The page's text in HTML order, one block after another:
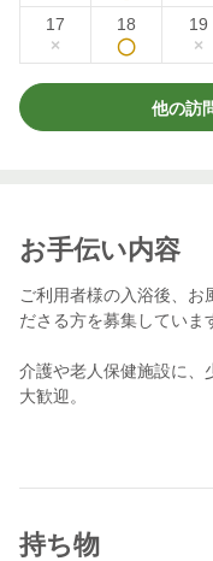
17
×
18
◯
19
×
他の訪
お手伝い内容
ご利用者様の入浴後、お
ださる方を募集していま
介護や老人保健施設に、
大歓迎。
誰だって最初は初めて。
まずは軽くご連絡いただ
持ち物